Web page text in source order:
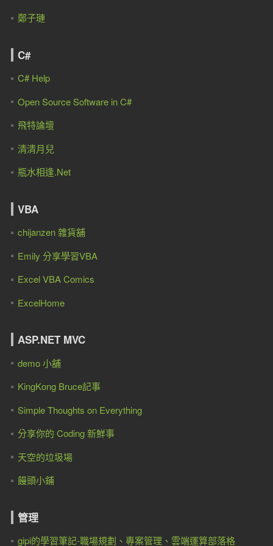
鄭子璉
C#
C# Help
Open Source Software in C#
飛特論壇
清清月兒
瓶水相逢.Net
VBA
chijanzen 雜貨舖
Emily 分享學習VBA
Excel VBA Comics
ExcelHome
ASP.NET MVC
demo 小舖
KingKong Bruce記事
Simple Thoughts on Everything
分享你的 Coding 新鮮事
天空的垃圾場
饅頭小鋪
管理
gipi的學習筆記-職場規劃、專案管理、雲端運算部落格